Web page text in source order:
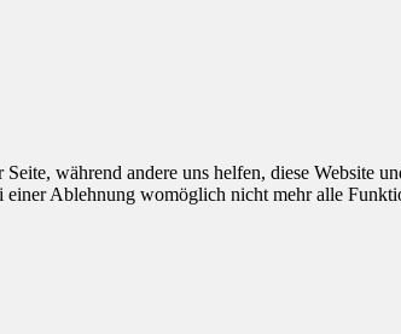
während andere uns helfen, diese Website
Ablehnung womöglich nicht mehr alle